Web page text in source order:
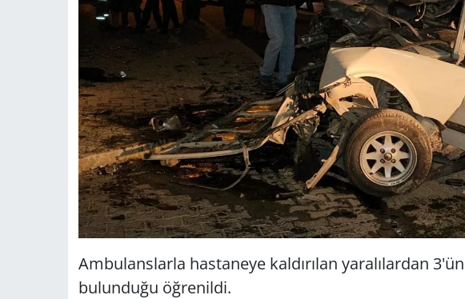
Ambulanslarla hastaneye kaldırılan yaralılardan
bulunduğu öğrenildi.